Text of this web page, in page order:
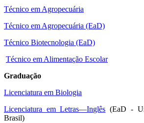
Técnico em Agropecuária
Técnico em Agropecuária (EaD)
Técnico Biotecnologia (EaD)
Técnico em Alimentação Escolar
Graduação
Licenciatura em Biologia
Licenciatura em Letras—Inglês (EaD -
Brasil)